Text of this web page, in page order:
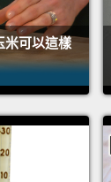
米可以這樣